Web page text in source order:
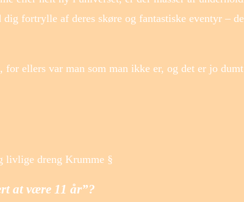
fortrylle af deres skøre og fantastiske eventyr –
for ellers var man som man ikke er, og det er jo
livlige dreng Krumme §
at være 11 år”?